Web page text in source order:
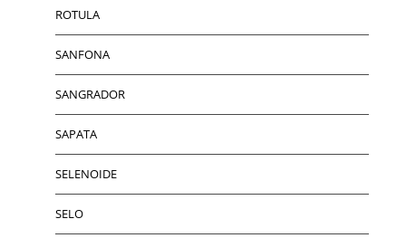
ROTULA
SANFONA
SANGRADOR
SAPATA
SELENOIDE
SELO